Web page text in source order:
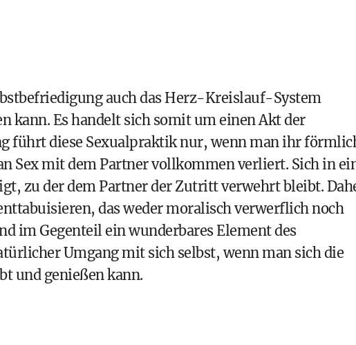
auch das Herz-Kreislauf-System
kann. Es handelt sich somit um einen Akt der
führt diese Sexualpraktik nur, wenn man ihr
Sex mit dem Partner vollkommen verliert. Sich in
zu der dem Partner der Zutritt verwehrt bleibt.
das weder moralisch verwerflich noch
im Gegenteil ein wunderbares Element des
Umgang mit sich selbst, wenn man sich die
und genießen kann.